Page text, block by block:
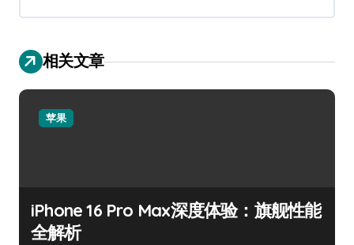
相关文章
苹果
iPhone 16 Pro Max深度体验：旗舰性能
全解析